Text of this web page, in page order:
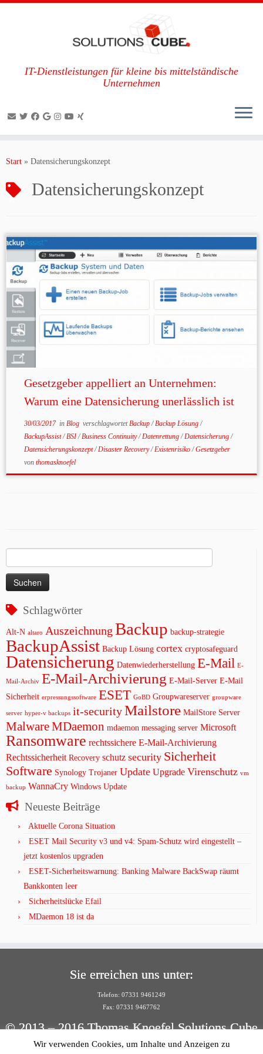
Inhalt
IT-Dienstleistungen für kleine bis mittelständische
Unternehmen
Start » Datensicherungskonzept
Datensicherungskonzept
Gesetzgeber appelliert an Unternehmen:
Warum eine Datensicherung unerlässlich ist
30/03/2017in Blog verschlagwortetBackup/Backup Lösung/
BackupAssist/BSI/Business Continuity/Datenrettung/Datensicherung/
Datensicherungskonzept/Disaster Recovery/Existenrisiko/Gesetzgeber
von thomasknoefel
nach:
Schlagwörter
Alt-N altaro Auszeichnung Backup backup-strategie
BackupAssist Backup Lösung cortex cryptosafeguard
Datensicherung Datenwiederherstellung E-Mail E-
Mail-Archiv E-Mail-Archivierung E-Mail-Server E-Mail
Sicherheit erpressungssoftware ESET GoBD Groupwareserver groupware
server hyper-v backups it-securityMailstore MailStore Server
MalwareMDaemon mdaemon messaging server Microsoft
Ransomware rechtssichere E-Mail-Archivierung
Rechtssicherheit Recovery schutz security Sicherheit
Software Synology Trojaner Update Upgrade Virenschutz vm
backup WannaCry Windows Update
Neueste Beiträge
Aktuelle Corona Situation
ESET Mail Security v3 und v4: Spam-Schutz wird eingestellt –
jetzt kostenlos upgraden
ESET-Sicherheitswarnung: Banking Malware BackSwap räumt
Bankkonten leer
Sicherheitslücke Efail
MDaemon 18 ist da
Sie erreichen uns unter:
Telefon: 07331 9461249
Fax: 07331 9467762
© 2013 – 2016 Thomas Knoefel Solutions Cube
Per E-Mail:
Wir verwenden Cookies, um Inhalte und Anzeigen zu